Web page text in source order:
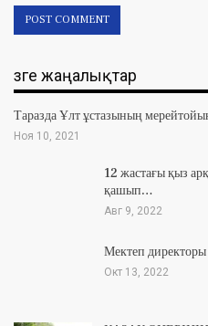
Өзге жаңалықтар
Таразда Ұлт ұстазының
Ноя 10, 2021
12 жастағы қыз
қашып…
Авг 9, 2022
Мектеп
Окт 13, 2022